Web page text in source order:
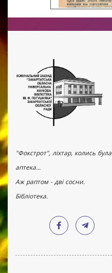
"Фокстрот", ліхтар, колись була
аптека...
Аж раптом - дві сосни.
Бібліотека.